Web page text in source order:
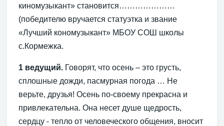
киномузыкант» становится…………………
(победителю вручается статуэтка и звание
«Лучший кономузыкант» МБОУ СОШ школы
с.Кормежка.
1 ведущий. Говорят, что осень – это грусть,
сплошные дожди, пасмурная погода … Не
верьте, друзья! Осень по-своему прекрасна и
привлекательна. Она несет душе щедрость,
сердцу - тепло от человеческого общения, вносит